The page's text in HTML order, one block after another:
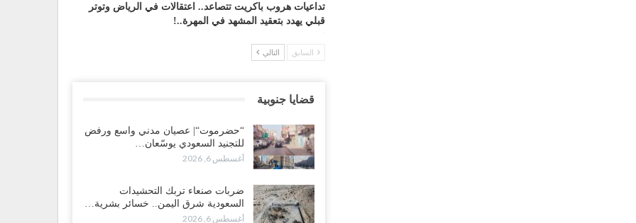
تداعيات هروب باكريت تتصاعد.. اعتقالات في الرياض وتوتر
قبلي يهدد بتعقيد المشهد في المهرة..!
أغسطس 6, 2026
“حضرموت“| الانتقالي يرفع التصعيد بالعصيان المدني.. ورسالة
تحدٍ للسعودية بشأن النفط..!
أغسطس 6, 2026
“تقرير“| عرب جورنال: استقالة مدير مكتب العليمي.. هل
دخلت سلطة الرئاسي مرحلة التفكك المؤسسي..!
السابق التالي
قضايا جنوبية
“حضرموت“| عصيان مدني واسع ورفض
للتجنيد السعودي يوسّعان…
أغسطس 6, 2026
ضربات صنعاء تربك التحشيدات
السعودية شرق اليمن.. خسائر بشرية…
أغسطس 6, 2026